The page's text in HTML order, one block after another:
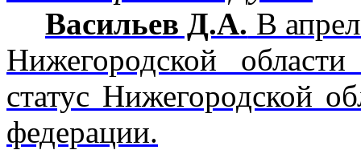
Васильев Д.А. В
Нижегородской
статус Нижегородской
федерации.